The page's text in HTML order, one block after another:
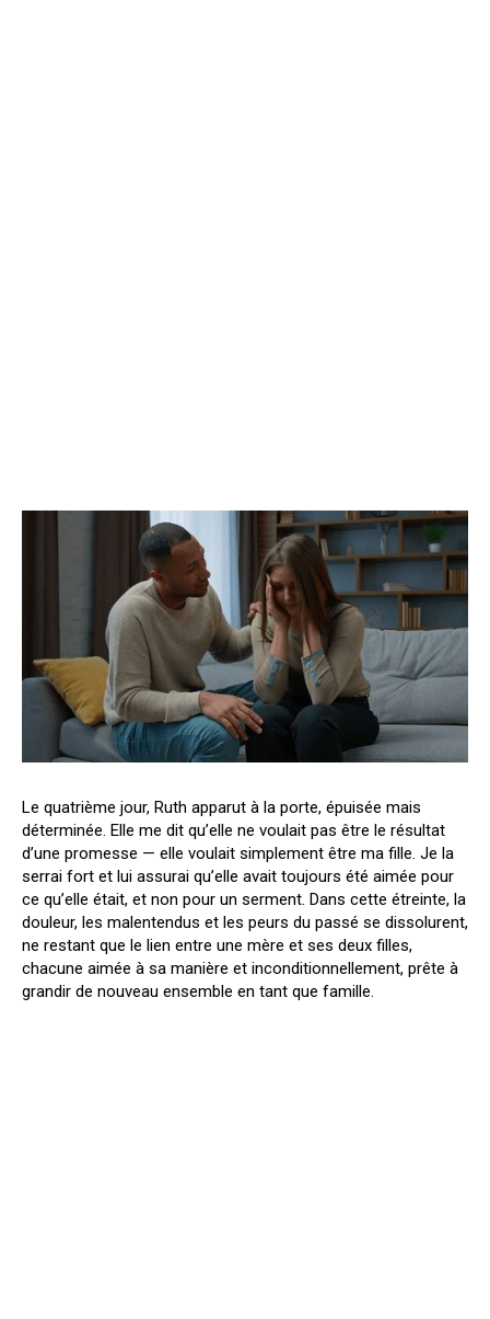
Le quatrième jour, Ruth apparut à la porte, épuisée mais
déterminée. Elle me dit qu’elle ne voulait pas être le résultat
d’une promesse — elle voulait simplement être ma fille. Je la
serrai fort et lui assurai qu’elle avait toujours été aimée pour
ce qu’elle était, et non pour un serment. Dans cette étreinte, la
douleur, les malentendus et les peurs du passé se dissolurent,
ne restant que le lien entre une mère et ses deux filles,
chacune aimée à sa manière et inconditionnellement, prête à
grandir de nouveau ensemble en tant que famille.